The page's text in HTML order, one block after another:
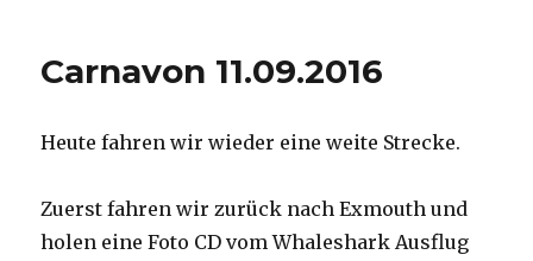
Carnavon 11.09.2016
Heute fahren wir wieder eine weite Strecke.
Zuerst fahren wir zurück nach Exmouth und
holen eine Foto CD vom Whaleshark Ausflug